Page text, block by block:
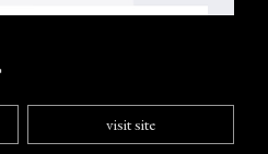
visit site